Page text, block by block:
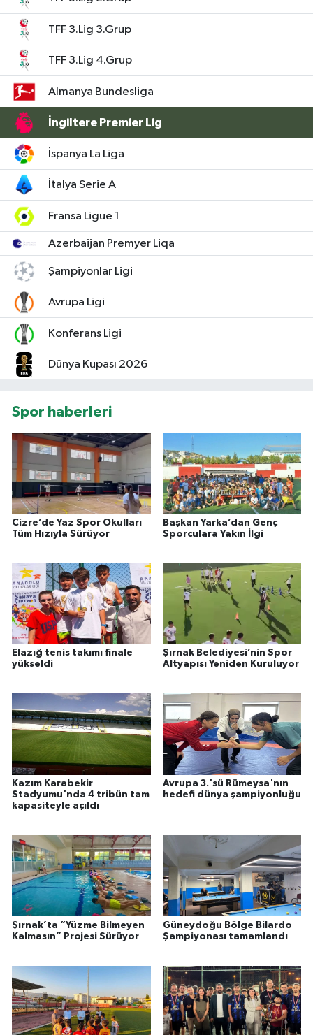
TFF 3.Lig 3.Grup
TFF 3.Lig 4.Grup
Almanya Bundesliga
İngiltere Premier Lig
İspanya La Liga
İtalya Serie A
Fransa Ligue 1
Azerbaijan Premyer Liqa
Şampiyonlar Ligi
Avrupa Ligi
Konferans Ligi
Dünya Kupası 2026
Spor haberleri
Cizre’de Yaz Spor Okulları
Tüm Hızıyla Sürüyor
Başkan Yarka’dan Genç
Sporculara Yakın İlgi
Elazığ tenis takımı finale
yükseldi
Şırnak Belediyesi’nin Spor
Altyapısı Yeniden Kuruluyor
Kazım Karabekir
Stadyumu'nda 4 tribün tam
kapasiteyle açıldı
Avrupa 3.'sü Rümeysa'nın
hedefi dünya şampiyonluğu
Şırnak’ta “Yüzme Bilmeyen
Kalmasın” Projesi Sürüyor
Güneydoğu Bölge Bilardo
Şampiyonası tamamlandı